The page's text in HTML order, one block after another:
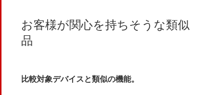
お客様が関心を持ちそうな類似
品
比較対象デバイスと類似の機能。